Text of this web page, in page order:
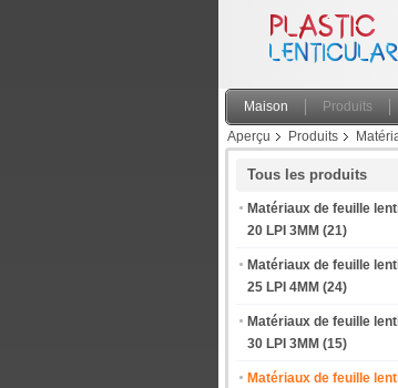
Maison Produits
Aperçu
Produits
Tous les produits
Matériaux de feuille
20 LPI 3MM (21)
Matériaux de feuille
25 LPI 4MM (24)
Matériaux de feuille
30 LPI 3MM (15)
Matériaux de feuille